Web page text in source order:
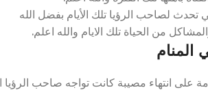
تحدث لصاحب الرؤيا تلك الأيام بفضل الله
من الحياة تلك الايام والله اعلم.
انتهاء مصيبة كانت تواجه صاحب الرؤيا